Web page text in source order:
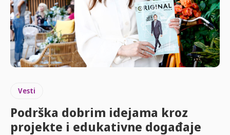
Vesti
Podrška dobrim idejama kroz
projekte i edukativne događaje